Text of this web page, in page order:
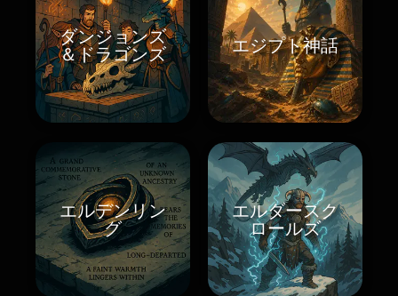
ダンジョンズ
＆ドラゴンズ
エジプト神話
エルデンリン
グ
エルダースク
ロールズ